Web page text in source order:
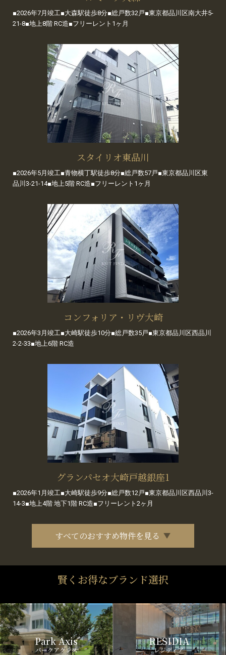
■2026年7月竣工■大森駅徒歩8分■総戸数32戸■東京都品川区南大井5-
21-8■地上8階 RC造■フリーレント1ヶ月
スタイリオ東品川
■2026年5月竣工■青物横丁駅徒歩8分■総戸数57戸■東京都品川区東
品川3-21-14■地上5階 RC造■フリーレント1ヶ月
コンフォリア・リヴ大崎
■2026年3月竣工■大崎駅徒歩10分■総戸数35戸■東京都品川区西品川
2-2-33■地上6階 RC造
グランパセオ大崎戸越銀座1
■2026年1月竣工■大崎駅徒歩9分■総戸数12戸■東京都品川区西品川3-
14-3■地上4階 地下1階 RC造■フリーレント2ヶ月
すべてのおすすめ物件を見る
賢くお得なブランド選択
Park Axis
パークアクシス
RESIDIA
レジディア